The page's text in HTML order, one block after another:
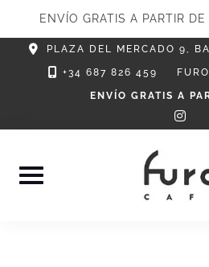
ENVÍO GRATIS A PARTIR
PLAZA DEL MERCADO 9,
+34 687 826 459
ENVÍO GRATIS A